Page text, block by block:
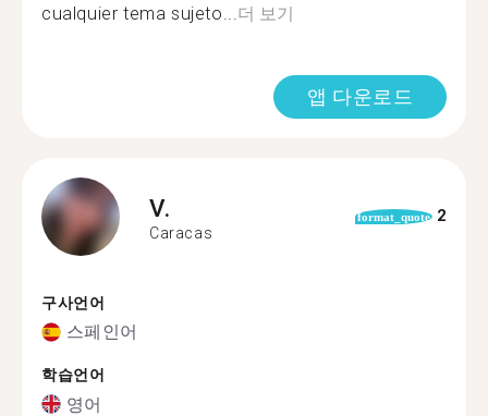
cualquier tema sujeto... 더 보기
앱 다운로드
V.
Caracas
format_quote 2
구사언어
스페인어
학습언어
영어